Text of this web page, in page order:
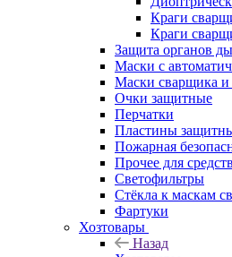
Краги
Краги
Защита органов
Маски с
Маски сварщика
Очки защитные
Перчатки
Пластины
Пожарная
Прочее для
Светофильтры
Стёкла к маскам
Фартуки
Хозтовары
Назад